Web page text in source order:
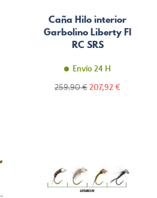
Caña Hilo interior
Garbolino Liberty FI
RC SRS
Envío 24 H
Precio
259,90 € Precio
207,92 €